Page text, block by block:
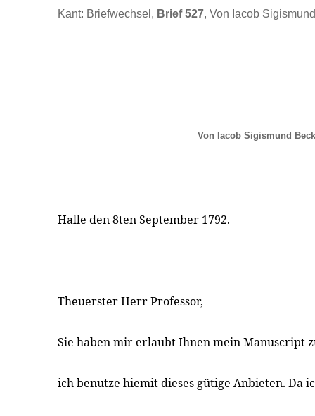
Kant: Briefwechsel, Brief 527, Von Iacob
Von Iacob Sigismund
Halle den 8ten September 1792.
Theuerster Herr Professor,
Sie haben mir erlaubt Ihnen mein Manuscript
ich benutze hiemit dieses gütige Anbieten. Da